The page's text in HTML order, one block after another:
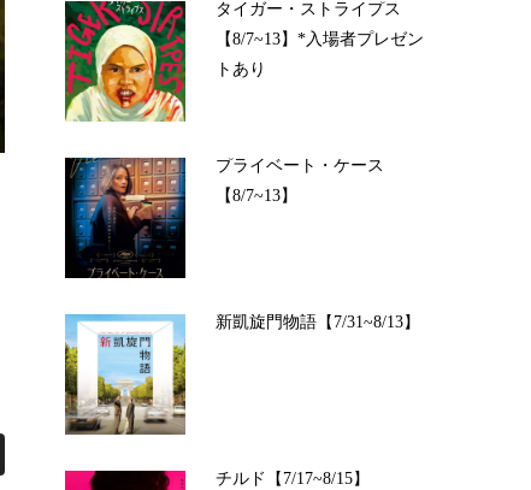
タイガー・ストライプス
【8/7~13】*入場者プレゼン
トあり
プライベート・ケース
【8/7~13】
新凱旋門物語【7/31~8/13】
チルド【7/17~8/15】